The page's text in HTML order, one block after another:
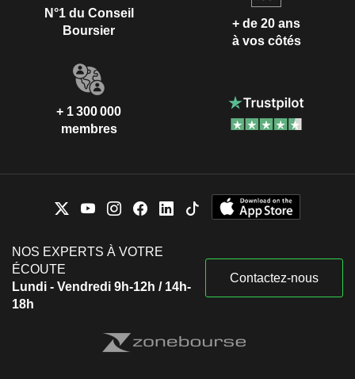
N°1 du Conseil
Boursier
+ de 20 ans
à vos côtés
+ 1 300 000
membres
NOS EXPERTS À VOTRE
ÉCOUTE
Lundi - Vendredi 9h-12h / 14h-
18h
Contactez-nous